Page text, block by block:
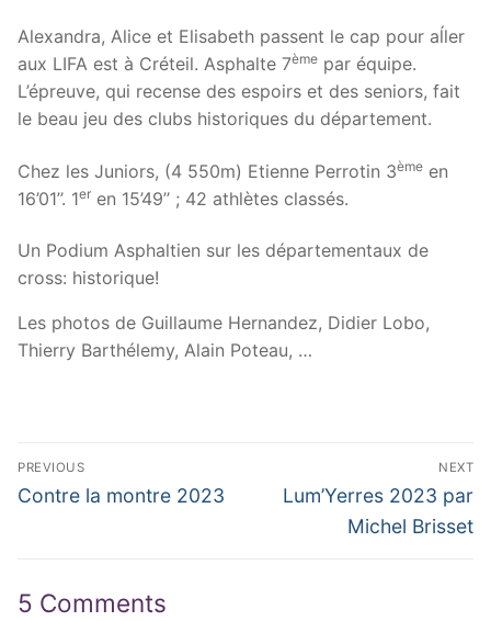
Alexandra, Alice et Elisabeth passent le cap pour aĺler
aux LIFA est à Créteil. Asphalte 7ème par équipe.
L’épreuve, qui recense des espoirs et des seniors, fait
le beau jeu des clubs historiques du département.
Chez les Juniors, (4 550m) Etienne Perrotin 3ème en
16’01’’. 1er en 15’49’’ ; 42 athlètes classés.
Un Podium Asphaltien sur les départementaux de
cross: historique!
Les photos de Guillaume Hernandez, Didier Lobo,
Thierry Barthélemy, Alain Poteau, …
Navigation
de
PREVIOUS
Previous
Contre la montre 2023
NEXT
Next
Lum’Yerres 2023 par
Michel Brisset
5 Comments